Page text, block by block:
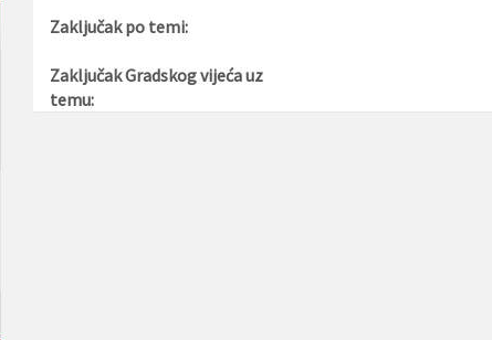
Zaključak po temi:
Zaključak Gradskog vijeća uz
temu: